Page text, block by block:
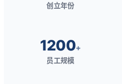
创立年份
1200+
员工规模